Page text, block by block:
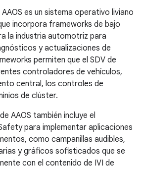
AAOS es un sistema operativo liviano
incorpora frameworks de bajo
la industria automotriz para
y actualizaciones de
permiten que el SDV de
controladores de vehículos,
central, los controles de
de clúster.
AAOS también incluye el
para implementar aplicaciones
como campanillas audibles,
y gráficos sofisticados que se
con el contenido de IVI de